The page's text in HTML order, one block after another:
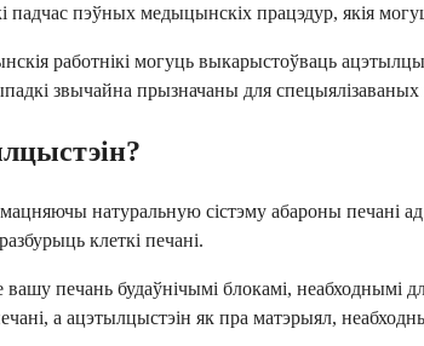
падчас пэўных медыцынскіх працэдур, якія
работнікі могуць выкарыстоўваць
звычайна прызначаны для
натуральную сістэму абароны печані
клеткі печані.
вашу печань будаўнічымі блокамі, неабходнымі
а ацэтылцыстэін як пра матэрыял,